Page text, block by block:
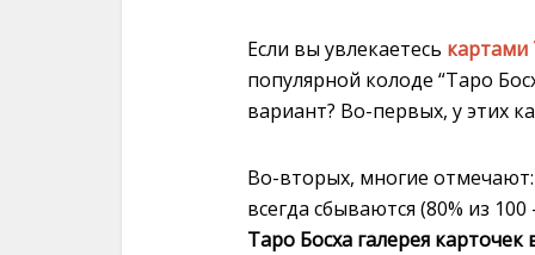
Если вы увлекаетесь картами
популярной колоде “Таро
вариант? Во-первых, у этих
Во-вторых, многие отмечают:
всегда сбываются (80% из
Таро Босха галерея